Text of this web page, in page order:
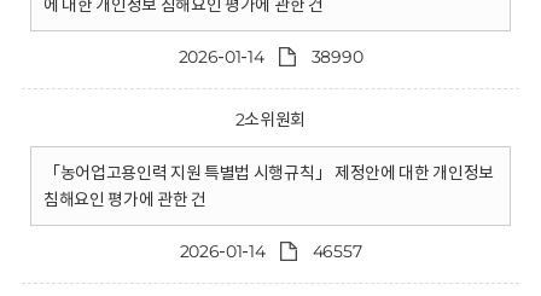
에 대한 개인정보 침해요인 평가에 관한 건
2026-01-14 38990
2소위원회
「농어업고용인력 지원 특별법 시행규칙」 제정안에 대한 개인정보
침해요인 평가에 관한 건
2026-01-14 46557